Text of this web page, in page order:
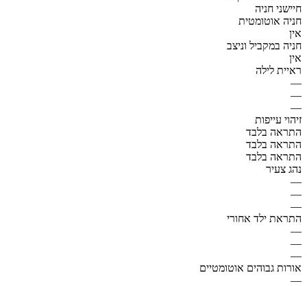
חיישני חניה
חניה אוטומטית
אין
חניה במקביל וניצב
אין
ראיית לילה
—
—
—
זיהוי עייפות
התראה בלבד
התראה בלבד
התראה בלבד
נהג צעיר
—
—
—
התראת ילד אחורי
—
—
—
אורות גבוהים אוטומטיים
—